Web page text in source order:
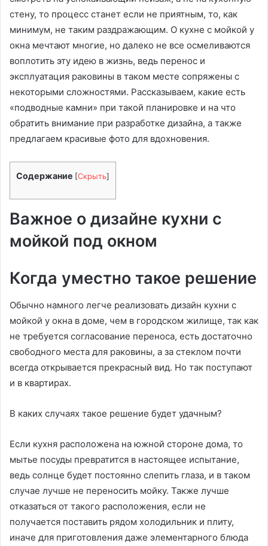
стену, то процесс станет если не приятным, то, как
минимум, не таким раздражающим. О кухне с мойкой у
окна мечтают многие, но далеко не все осмеливаются
воплотить эту идею в жизнь, ведь перенос и
эксплуатация раковины в таком месте сопряжены с
некоторыми сложностями. Рассказываем, какие есть
«подводные камни» при такой планировке и на что
обратить внимание при разработке дизайна, а также
предлагаем красивые фото для вдохновения.
Содержание [Скрыть]
Важное о дизайне кухни с
мойкой под окном
Когда уместно такое решение
Обычно намного легче реализовать дизайн кухни с
мойкой у окна в доме, чем в городском жилище, так как
не требуется согласование переноса, есть достаточно
свободного места для раковины, а за стеклом почти
всегда открывается прекрасный вид. Но так поступают
и в квартирах.
В каких случаях такое решение будет удачным?
Если кухня расположена на южной стороне дома, то
мытье посуды превратится в настоящее испытание,
ведь солнце будет постоянно слепить глаза, и в таком
случае лучше не переносить мойку. Также лучше
отказаться от такого расположения, если не
получается поставить рядом холодильник и плиту,
иначе для приготовления даже элементарного блюда